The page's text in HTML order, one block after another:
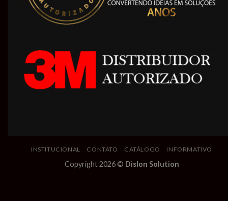
INSTITUCIONAL CONTATO CATÁLOGO INFORMATIVO
Copyright 2026 © Dislon Solution